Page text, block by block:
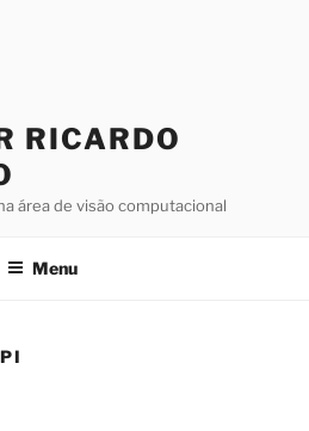
RICARDO
área de visão computacional
Menu